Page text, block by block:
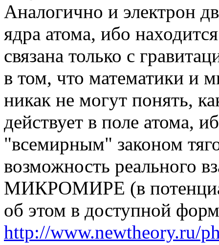
Аналогично и электрон
ядра атома, ибо
связана только с
в том, что математики и
никак не могут понять,
действует в поле атома,
"всемирным" законом
возможность реального
МИКРОМИРЕ (в
об этом в доступной
http://www.newtheory.ru/